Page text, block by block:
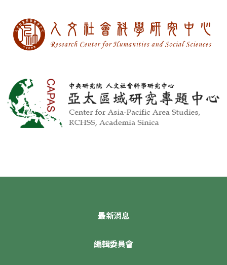
最新消息
編輯委員會